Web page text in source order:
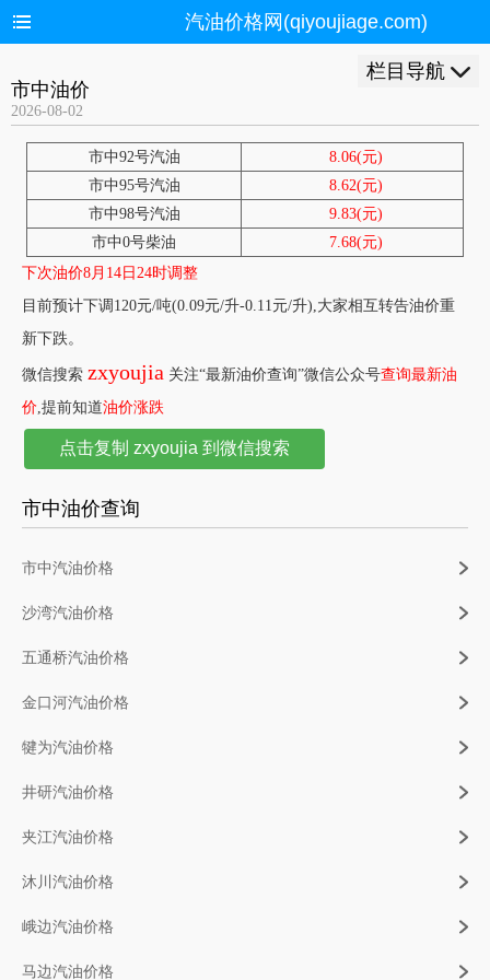
汽油价格网(qiyoujiage.com)
栏目导航
市中油价
2026-08-02
市中92号汽油
8.06(元)
市中95号汽油
8.62(元)
市中98号汽油
9.83(元)
市中0号柴油
7.68(元)
下次油价8月14日24时调整
目前预计下调120元/吨(0.09元/升-0.11元/升),大家相互转告油价重
新下跌。
微信搜索 zxyoujia 关注“最新油价查询”微信公众号查询最新油
价,提前知道油价涨跌
点击复制 zxyoujia 到微信搜索
市中油价查询
市中汽油价格
沙湾汽油价格
五通桥汽油价格
金口河汽油价格
犍为汽油价格
井研汽油价格
夹江汽油价格
沐川汽油价格
峨边汽油价格
马边汽油价格